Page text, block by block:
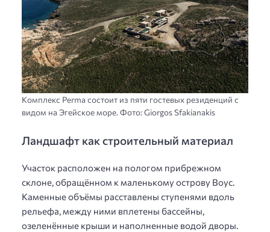
Комплекс Perma состоит из пяти гостевых резиденций с
видом на Эгейское море. Фото: Giorgos Sfakianakis
Ландшафт как строительный материал
Участок расположен на пологом прибрежном
склоне, обращённом к маленькому острову Воус.
Каменные объёмы расставлены ступенями вдоль
рельефа, между ними вплетены бассейны,
озеленённые крыши и наполненные водой дворы.